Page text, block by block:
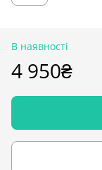
В наявності
4 950₴